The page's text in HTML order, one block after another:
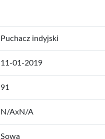
Puchacz indyjski
11-01-2019
91
N/AxN/A
Sowa